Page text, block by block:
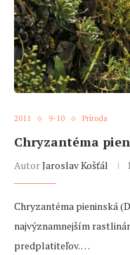
2011 9-10 Príroda
Chryzantéma
AutorJaroslav Košťál
Chryzantéma pieninská
najvýznamnejším
predplatiteľov. …